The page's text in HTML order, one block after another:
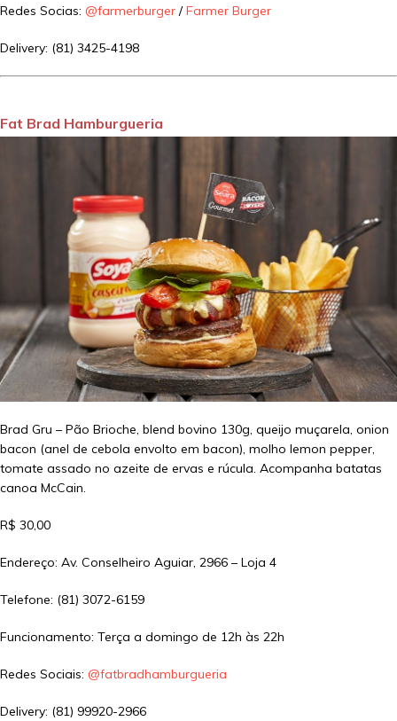
Redes Socias: @farmerburger /Farmer Burger
Delivery: (81) 3425-4198
Fat Brad Hamburgueria
Brad Gru – Pão Brioche, blend bovino 130g, queijo muçarela, onion
bacon (anel de cebola envolto em bacon), molho lemon pepper,
tomate assado no azeite de ervas e rúcula. Acompanha batatas
canoa McCain.
R$ 30,00
Endereço: Av. Conselheiro Aguiar, 2966 – Loja 4
Telefone: (81) 3072-6159
Funcionamento: Terça a domingo de 12h às 22h
Redes Sociais: @fatbradhamburgueria
Delivery: (81) 99920-2966